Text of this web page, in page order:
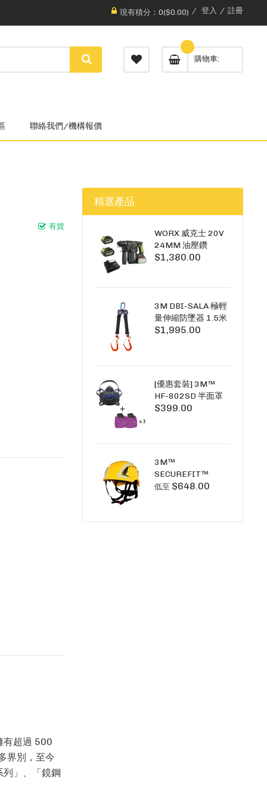
現有積分：0($0.00) 登入 註冊
購物車
聯絡我們/機構報價
有貨
有超過 500
界別，至今
」、「鏡鋼
精選產品
WORX 威克士 20V
24MM 油壓鑽
WU385.3（雙5A電
$1,380.00
3M DBI-SALA 極輕
量伸縮防墜器 1.5米
(雙鉤) 3101754
TWINS
$1,995.00
[優惠套裝] 3M™
HF-802SD 半面罩
式呼吸防護面具 +
SECURE CLICK HF-
系列
$399.00
3M™
SECUREFIT™
X5000系列 透氣安
低至 $648.00